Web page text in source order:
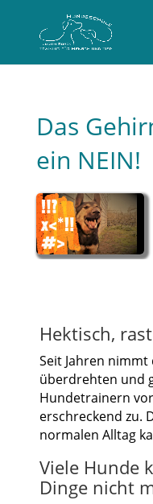
Das
ein NEIN!
Hektisch,
Seit Jahren
überdrehten und
Hundetrainern
erschreckend zu.
normalen Alltag
Viele Hunde
Dinge nicht